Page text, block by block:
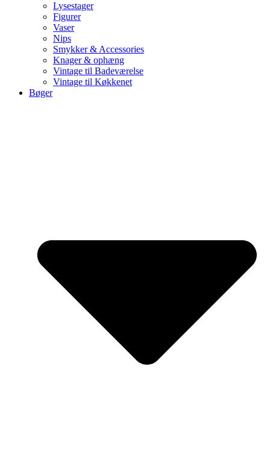
Lysestager
Figurer
Vaser
Nips
Smykker & Accessories
Knager & ophæng
Vintage til Badeværelse
Vintage til Køkkenet
Bøger